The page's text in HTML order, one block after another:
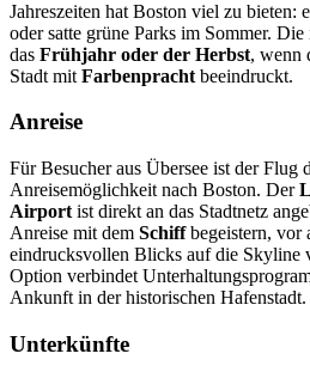
Jahreszeiten hat Boston viel zu bieten:
oder satte grüne Parks im Sommer.
das Frühjahr oder der Herbst, wenn
Stadt mit Farbenpracht beeindruckt.
Anreise
Für Besucher aus Übersee ist der Flug
Anreisemöglichkeit nach Boston. Der
Airport ist direkt an das Stadtnetz
Anreise mit dem Schiffbegeistern, vor
eindrucksvollen Blicks auf die Skyline
Option verbindet
Ankunft in der historischen Hafenstadt.
Unterkünfte